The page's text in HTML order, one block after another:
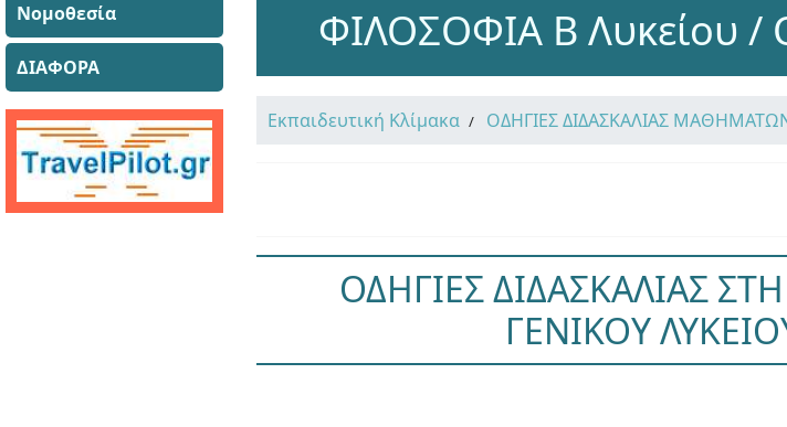
Νομοθεσία
ΔΙΑΦΟΡΑ
ΦΙΛΟΣΟΦΙΑ Β Λυκείου /
Εκπαιδευτική Κλίμακα ΟΔΗΓΙΕΣ ΔΙΔΑΣΚΑΛΙΑΣ
ΟΔΗΓΙΕΣ ΔΙΔΑΣΚΑΛΙΑΣ
ΓΕΝΙΚΟΥ